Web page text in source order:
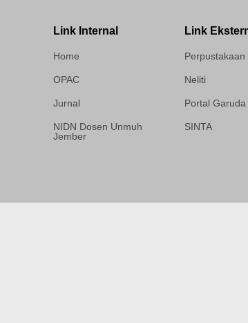
Link Internal
Home
OPAC
Jurnal
NIDN Dosen Unmuh
Jember
Link
Perpustakaan
Neliti
Portal Garuda
SINTA